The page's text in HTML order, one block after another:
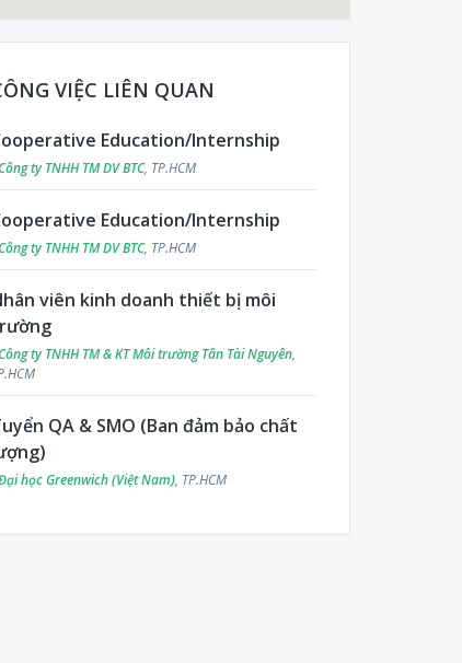
VIỆC LIÊN QUAN
Education/Internship
ty TNHH TM DV BTC, TP.HCM
Education/Internship
ty TNHH TM DV BTC, TP.HCM
viên kinh doanh thiết bị môi
ty TNHH TM & KT Môi trường Tân Tài Nguyên,
QA & SMO (Ban đảm bảo chất
học Greenwich (Việt Nam), TP.HCM